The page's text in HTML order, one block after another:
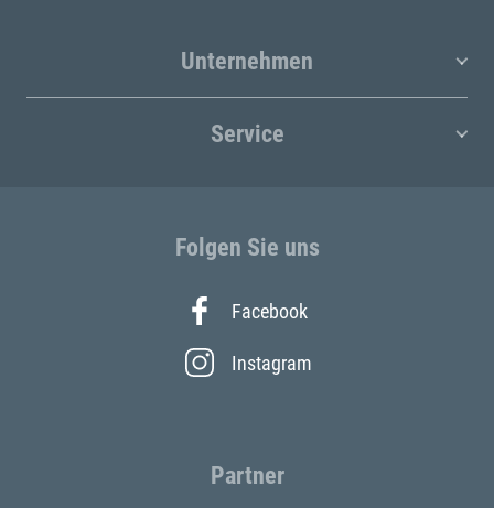
Unternehmen
Service
Folgen Sie uns
Facebook
Instagram
Partner